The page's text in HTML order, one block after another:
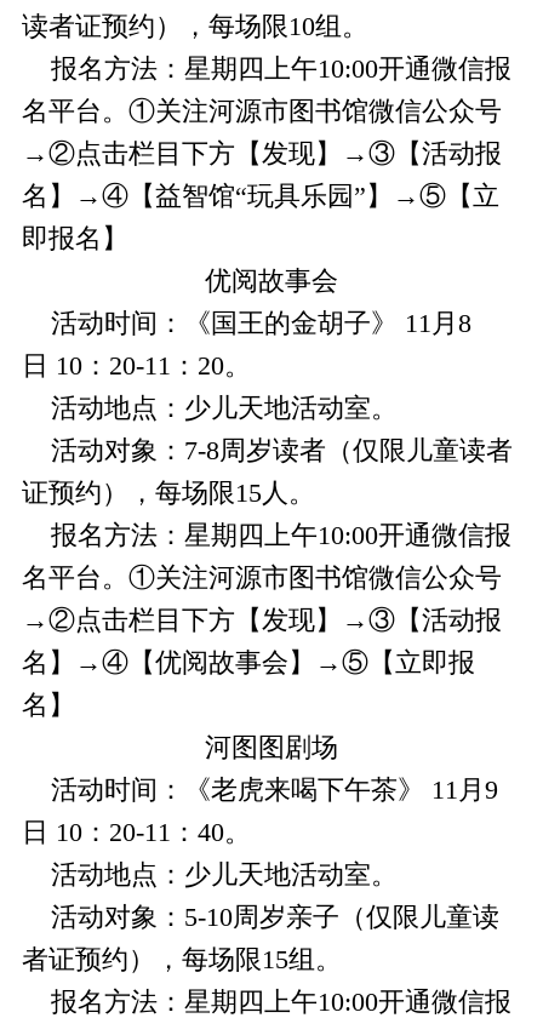
读者证预约），每场限10组。
报名方法：星期四上午10:00开通微信报
名平台。①关注河源市图书馆微信公众号
→②点击栏目下方【发现】→③【活动报
名】→④【益智馆“玩具乐园”】→⑤【立
即报名】
优阅故事会
活动时间：《国王的金胡子》 11月8
日 10：20-11：20。
活动地点：少儿天地活动室。
活动对象：7-8周岁读者（仅限儿童读者
证预约），每场限15人。
报名方法：星期四上午10:00开通微信报
名平台。①关注河源市图书馆微信公众号
→②点击栏目下方【发现】→③【活动报
名】→④【优阅故事会】→⑤【立即报
名】
河图图剧场
活动时间：《老虎来喝下午茶》 11月9
日 10：20-11：40。
活动地点：少儿天地活动室。
活动对象：5-10周岁亲子（仅限儿童读
者证预约），每场限15组。
报名方法：星期四上午10:00开通微信报